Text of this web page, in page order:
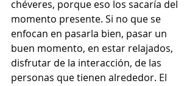
chéveres, porque eso los sacaría del
momento presente. Si no que se
enfocan en pasarla bien, pasar un
buen momento, en estar relajados,
disfrutar de la interacción, de las
personas que tienen alrededor. El